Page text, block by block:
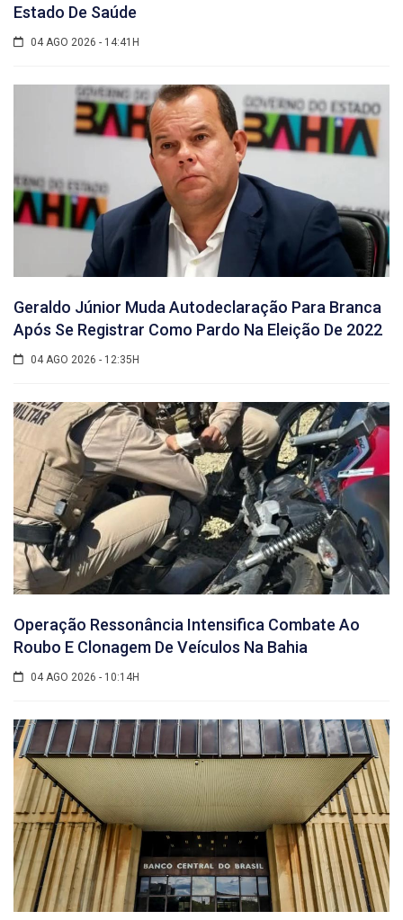
Estado De Saúde
04 AGO 2026 - 14:41H
Geraldo Júnior Muda Autodeclaração Para Branca
Após Se Registrar Como Pardo Na Eleição De 2022
04 AGO 2026 - 12:35H
Operação Ressonância Intensifica Combate Ao
Roubo E Clonagem De Veículos Na Bahia
04 AGO 2026 - 10:14H